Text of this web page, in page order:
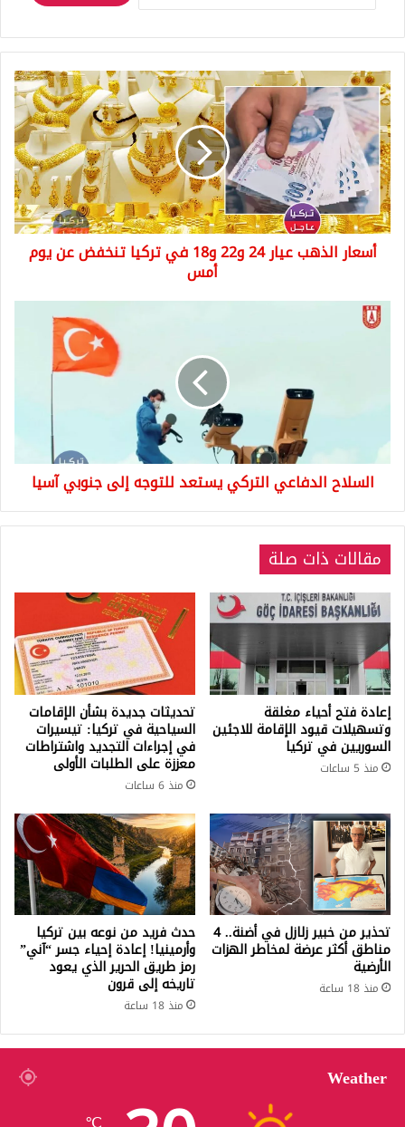
أسعار
الذهب
عيار
24
و22
و18
في
تركيا
تنخفض
أسعار الذهب عيار 24 و22 و18 في تركيا تنخفض عن يوم
أمس
السلاح
الدفاعي
آسيا
السلاح الدفاعي التركي يستعد للتوجه إلى جنوبي آسيا
مقالات ذات صلة
إعادة فتح أحياء مغلقة
وتسهيلات قيود الإقامة للاجئين
السوريين في تركيا
منذ 5 ساعات
تحديثات جديدة بشأن الإقامات
السياحية في تركيا: تيسيرات
في إجراءات التجديد واشتراطات
معززة على الطلبات الأولى
منذ 6 ساعات
تحذير من خبير زلازل في أضنة.. 4
مناطق أكثر عرضة لمخاطر الهزات
الأرضية
منذ 18 ساعة
حدث فريد من نوعه بين تركيا
وأرمينيا! إعادة إحياء جسر “آني”
رمز طريق الحرير الذي يعود
تاريخه إلى قرون
منذ 18 ساعة
Weather